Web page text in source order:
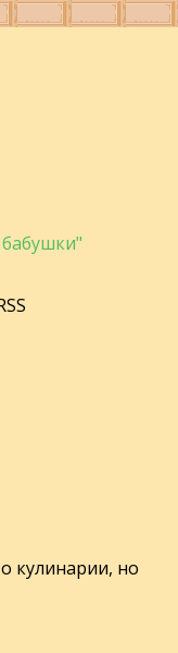
кулинарии, но